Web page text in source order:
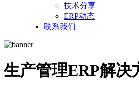
技术分享
ERP动态
联系我们
生产管理ERP解决